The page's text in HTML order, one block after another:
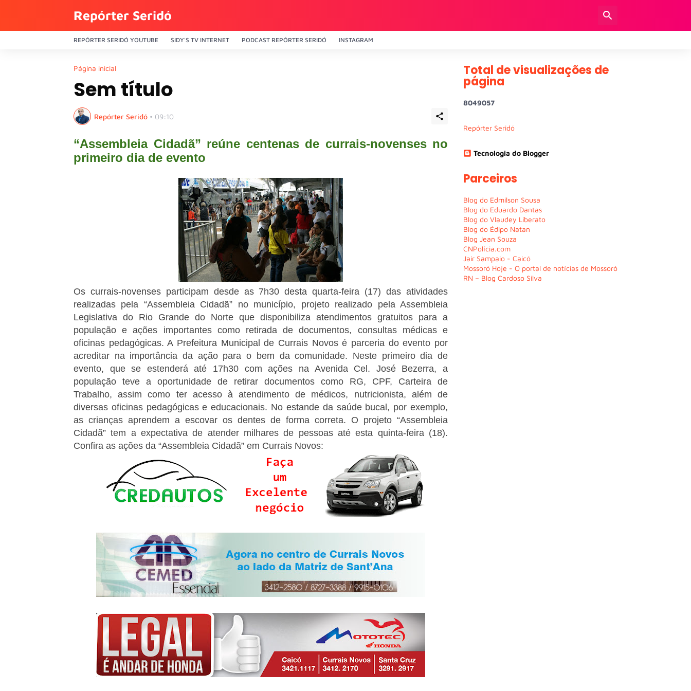
Repórter Seridó
REPÓRTER SERIDÓ YOUTUBE SIDY'S TV INTERNET PODCAST REPÓRTER SERIDÓ INSTAGRAM
Página inicial
Sem título
Repórter Seridó • 09:10
“Assembleia Cidadã” reúne centenas de currais-novenses no
primeiro dia de evento
Os currais-novenses participam desde as 7h30 desta quarta-feira (17) das atividades
realizadas pela “Assembleia Cidadã” no município, projeto realizado pela Assembleia
Legislativa do Rio Grande do Norte que disponibiliza atendimentos gratuitos para a
população e ações importantes como retirada de documentos, consultas médicas e
oficinas pedagógicas. A Prefeitura Municipal de Currais Novos é parceria do evento por
acreditar na importância da ação para o bem da comunidade. Neste primeiro dia de
evento, que se estenderá até 17h30 com ações na Avenida Cel. José Bezerra, a
população teve a oportunidade de retirar documentos como RG, CPF, Carteira de
Trabalho, assim como ter acesso à atendimento de médicos, nutricionista, além de
diversas oficinas pedagógicas e educacionais. No estande da saúde bucal, por exemplo,
as crianças aprendem a escovar os dentes de forma correta. O projeto “Assembleia
Cidadã” tem a expectativa de atender milhares de pessoas até esta quinta-feira (18).
Confira as ações da “Assembleia Cidadã” em Currais Novos:
Total de visualizações de
página
8049057
Repórter Seridó
Tecnologia do Blogger
Parceiros
Blog do Edmilson Sousa
Blog do Eduardo Dantas
Blog do Vlaudey Liberato
Blog do Édipo Natan
Blog Jean Souza
CNPolícia.com
Jair Sampaio - Caicó
Mossoró Hoje - O portal de notícias de Mossoró
RN – Blog Cardoso Silva